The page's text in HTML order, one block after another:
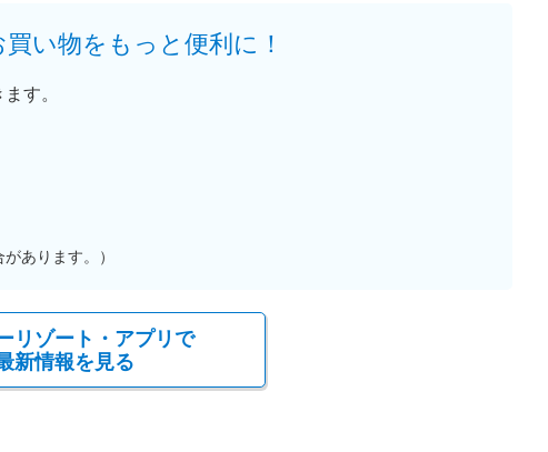
い物をもっと便利に！
す。
あります。）
リゾート・アプリで
新情報を見る